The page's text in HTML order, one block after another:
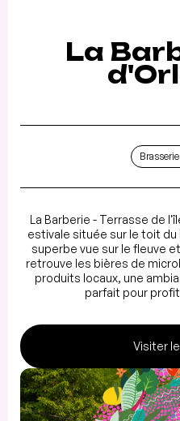
La
La Barberie - Terrasse de
estivale située sur le toit du
superbe vue sur le fleuve
retrouve les bières de
produits locaux, une
parfait pour
Visiter